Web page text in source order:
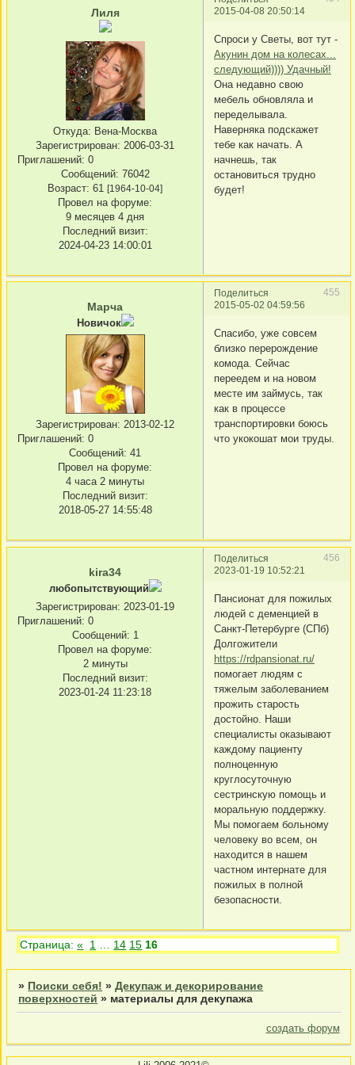
2015-04-08 20:50:14
Лиля
Откуда: Вена-Москва
Зарегистрирован: 2006-03-31
Приглашений: 0
Сообщений: 76042
Возраст: 61 [1964-10-04]
Провел на форуме:
9 месяцев 4 дня
Последний визит:
2024-04-23 14:00:01
Спроси у Светы, вот тут -
Акунин дом на колесах...
следующий)))) Удачный!
Она недавно свою
мебель обновляла и
переделывала.
Наверняка подскажет
тебе как начать. А
начнешь, так
остановиться трудно
будет!
Поделиться
455
2015-05-02 04:59:56
Марча
Новичок
Зарегистрирован: 2013-02-12
Приглашений: 0
Сообщений: 41
Провел на форуме:
4 часа 2 минуты
Последний визит:
2018-05-27 14:55:48
Спасибо, уже совсем
близко перерождение
комода. Сейчас
переедем и на новом
месте им займусь, так
как в процессе
транспортировки боюсь
что укокошат мои труды.
Поделиться
456
2023-01-19 10:52:21
kira34
любопытствующий
Зарегистрирован: 2023-01-19
Приглашений: 0
Сообщений: 1
Провел на форуме:
2 минуты
Последний визит:
2023-01-24 11:23:18
Пансионат для пожилых
людей с деменцией в
Санкт-Петербурге (СПб)
Долгожители
https://rdpansionat.ru/
помогает людям с
тяжелым заболеванием
прожить старость
достойно. Наши
специалисты оказывают
каждому пациенту
полноценную
круглосуточную
сестринскую помощь и
моральную поддержку.
Мы помогаем больному
человеку во всем, он
находится в нашем
частном интернате для
пожилых в полной
безопасности.
Страница:« 1 … 14 15 16
» Поиски себя! »Декупаж и декорирование
поверхностей » материалы для декупажа
создать форум